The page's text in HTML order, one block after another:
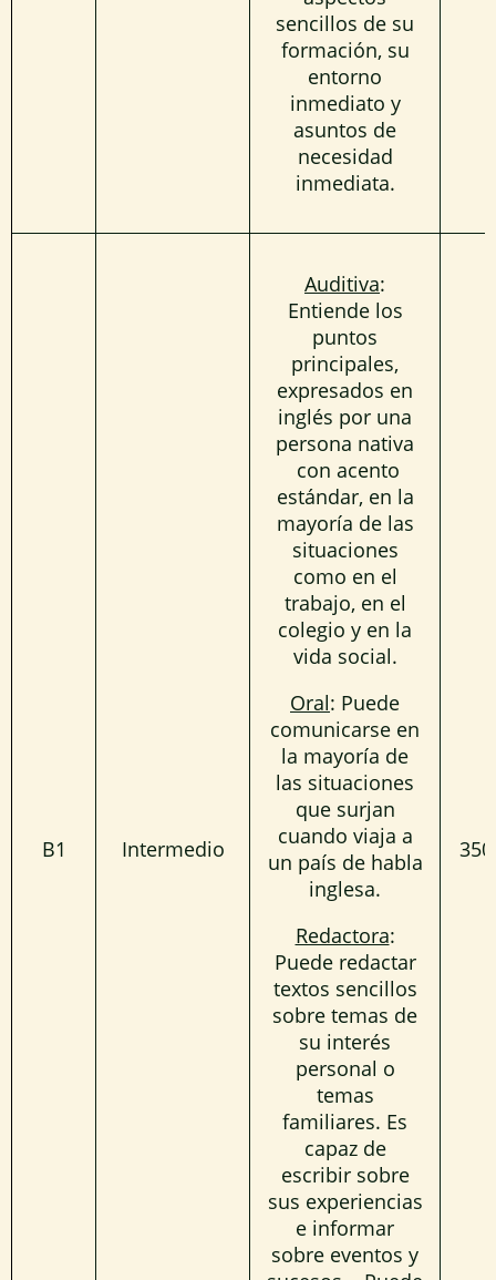
sencillos de su
formación, su
entorno
inmediato y
asuntos de
necesidad
inmediata.
B1 Intermedio
Auditiva:
Entiende los
puntos
principales,
expresados en
inglés por una
persona nativa
con acento
estándar, en la
mayoría de las
situaciones
como en el
trabajo, en el
colegio y en la
vida social.
Oral: Puede
comunicarse en
la mayoría de
las situaciones
que surjan
cuando viaja a
un país de habla
inglesa.
Redactora:
Puede redactar
textos sencillos
sobre temas de
su interés
personal o
temas
familiares. Es
capaz de
escribir sobre
sus experiencias
e informar
sobre eventos y